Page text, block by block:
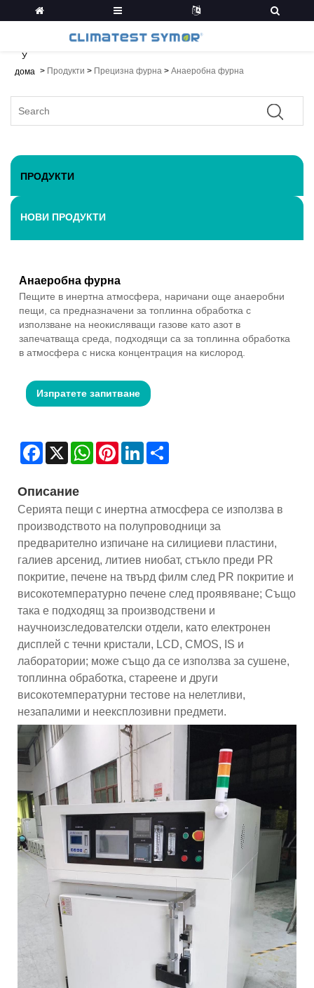
У
дома > Продукти > Прецизна фурна > Анаеробна фурна
ПРОДУКТИ
НОВИ ПРОДУКТИ
Анаеробна фурна
Пещите в инертна атмосфера, наричани още анаеробни
пещи, са предназначени за топлинна обработка с
използване на неокисляващи газове като азот в
запечатваща среда, подходящи са за топлинна обработка
в атмосфера с ниска концентрация на кислород.
Изпратете запитване
Facebook
X WhatsAppPinterestLinkedIn
Описание
Серията пещи с инертна атмосфера се използва в
производството на полупроводници за
предварително изпичане на силициеви пластини,
галиев арсенид, литиев ниобат, стъкло преди PR
покритие, печене на твърд филм след PR покритие и
високотемпературно печене след проявяване; Също
така е подходящ за производствени и
научноизследователски отдели, като електронен
дисплей с течни кристали, LCD, CMOS, IS и
лаборатории; може също да се използва за сушене,
топлинна обработка, стареене и други
високотемпературни тестове на нелетливи,
незапалими и неексплозивни предмети.